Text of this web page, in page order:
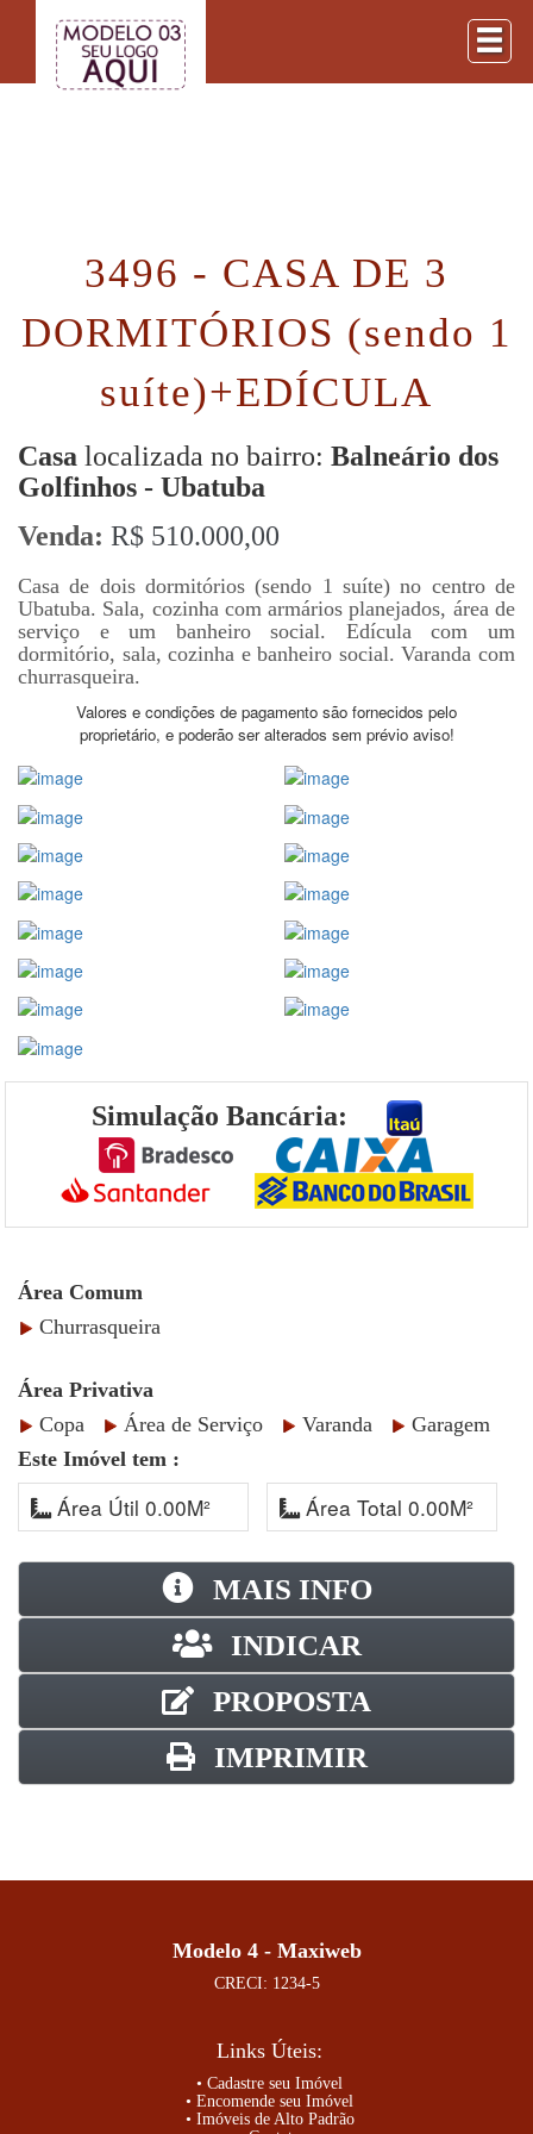
3496 - CASA DE 3
DORMITÓRIOS (sendo 1
suíte)+EDÍCULA
Casa localizada no bairro: Balneário dos
Golfinhos - Ubatuba
Venda: R$ 510.000,00
Casa de dois dormitórios (sendo 1 suíte) no centro de
Ubatuba. Sala, cozinha com armários planejados, área de
serviço e um banheiro social. Edícula com um
dormitório, sala, cozinha e banheiro social. Varanda com
churrasqueira.
Valores e condições de pagamento são fornecidos pelo
proprietário, e poderão ser alterados sem prévio aviso!
Simulação Bancária:
Área Comum
Churrasqueira
Área Privativa
Copa
Área de Serviço Varanda
Garagem
Este Imóvel tem :
Área Útil 0.00M² Área Total 0.00M²
MAIS INFO
INDICAR
PROPOSTA
IMPRIMIR
Modelo 4 - Maxiweb
CRECI: 1234-5
Links Úteis:
• Cadastre seu Imóvel
• Encomende seu Imóvel
• Imóveis de Alto Padrão